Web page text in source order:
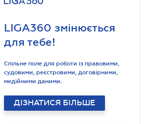
LIGA360 змінюється
для тебе!
Спільне поле для роботи із правовими,
судовими, реєстровими, договірними,
медійними даними.
ДІЗНАТИСЯ БІЛЬШЕ